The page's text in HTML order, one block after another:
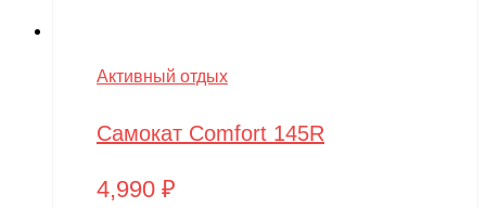
Активный отдых
Самокат Comfort 145R
4,990 ₽